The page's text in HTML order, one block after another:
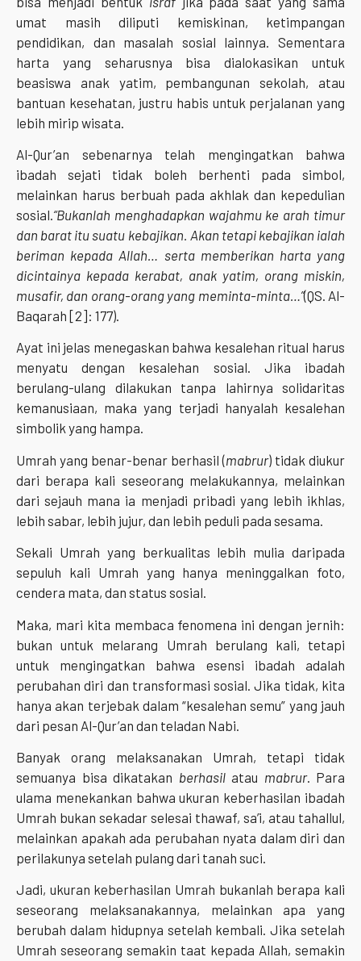
umat masih diliputi kemiskinan, ketimpangan
pendidikan, dan masalah sosial lainnya. Sementara
harta yang seharusnya bisa dialokasikan untuk
beasiswa anak yatim, pembangunan sekolah, atau
bantuan kesehatan, justru habis untuk perjalanan yang
lebih mirip wisata.
Al-Qur’an sebenarnya telah mengingatkan bahwa
ibadah sejati tidak boleh berhenti pada simbol,
melainkan harus berbuah pada akhlak dan kepedulian
sosial.“Bukanlah menghadapkan wajahmu ke arah timur
dan barat itu suatu kebajikan. Akan tetapi kebajikan ialah
beriman kepada Allah… serta memberikan harta yang
dicintainya kepada kerabat, anak yatim, orang miskin,
musafir, dan orang-orang yang meminta-minta…”(QS. Al-
Baqarah [2]: 177).
Ayat ini jelas menegaskan bahwa kesalehan ritual harus
menyatu dengan kesalehan sosial. Jika ibadah
berulang-ulang dilakukan tanpa lahirnya solidaritas
kemanusiaan, maka yang terjadi hanyalah kesalehan
simbolik yang hampa.
Umrah yang benar-benar berhasil (mabrur) tidak diukur
dari berapa kali seseorang melakukannya, melainkan
dari sejauh mana ia menjadi pribadi yang lebih ikhlas,
lebih sabar, lebih jujur, dan lebih peduli pada sesama.
Sekali Umrah yang berkualitas lebih mulia daripada
sepuluh kali Umrah yang hanya meninggalkan foto,
cendera mata, dan status sosial.
Maka, mari kita membaca fenomena ini dengan jernih:
bukan untuk melarang Umrah berulang kali, tetapi
untuk mengingatkan bahwa esensi ibadah adalah
perubahan diri dan transformasi sosial. Jika tidak, kita
hanya akan terjebak dalam “kesalehan semu” yang jauh
dari pesan Al-Qur’an dan teladan Nabi.
Banyak orang melaksanakan Umrah, tetapi tidak
semuanya bisa dikatakan berhasilatau mabrur. Para
ulama menekankan bahwa ukuran keberhasilan ibadah
Umrah bukan sekadar selesai thawaf, sa’i, atau tahallul,
melainkan apakah ada perubahan nyata dalam diri dan
perilakunya setelah pulang dari tanah suci.
Jadi, ukuran keberhasilan Umrah bukanlah berapa kali
seseorang melaksanakannya, melainkan apa yang
berubah dalam hidupnya setelah kembali. Jika setelah
Umrah seseorang semakin taat kepada Allah, semakin